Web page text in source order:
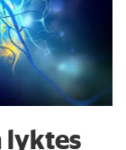
lyktes